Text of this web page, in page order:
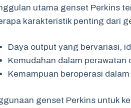
utama genset Perkins
karakteristik penting dari
Daya output yang bervariasi,
Kemudahan dalam perawatan
Kemampuan beroperasi
genset Perkins untuk